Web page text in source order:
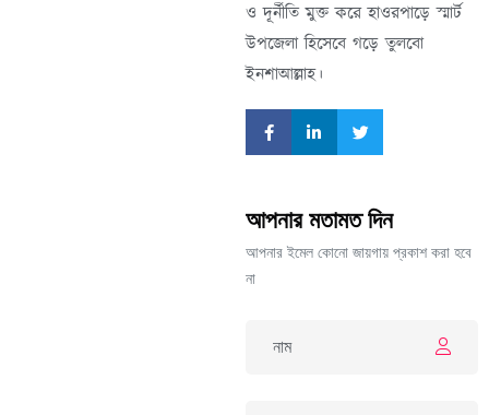
ও দূর্নীতি মুক্ত করে হাওরপাড়ে স্মার্ট
উপজেলা হিসেবে গড়ে তুলবো
ইনশাআল্লাহ।
আপনার মতামত দিন
আপনার ইমেল কোনো জায়গায় প্রকাশ করা হবে
না